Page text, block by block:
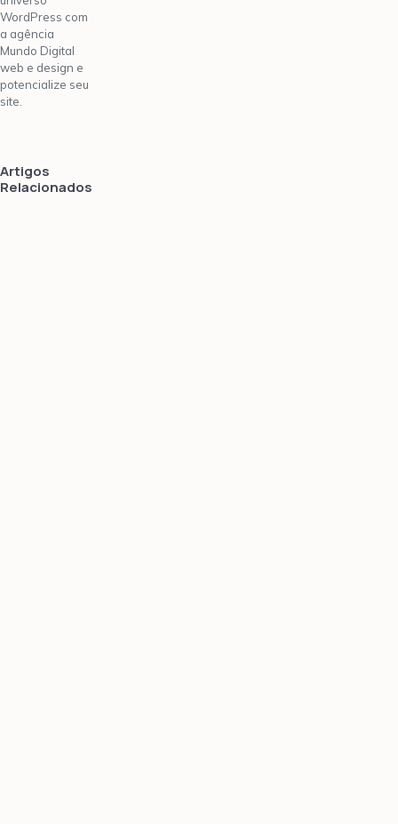
WordPress com
a agência
Mundo Digital
web e design e
potencialize seu
site.
Artigos
Relacionados